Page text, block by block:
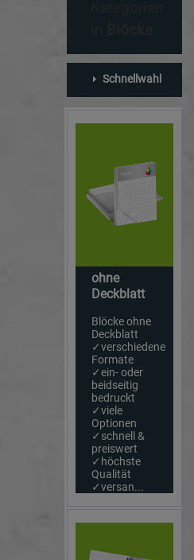
Schnellwahl
ohne
Deckblatt
Blöcke ohne
Deckblatt
✓verschiedene
Formate
✓ein- oder
beidseitig
bedruckt
✓viele
Optionen
✓schnell &
preiswert
✓höchste
Qualität
✓versan...